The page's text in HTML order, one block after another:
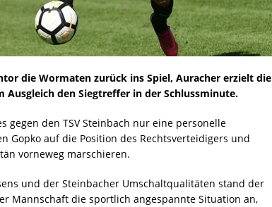
die Wormaten zurück ins Spiel, Auracher erzielt die
Ausgleich den Siegtreffer in der Schlussminute.
gegen den TSV Steinbach nur eine personelle
Gopko auf die Position des Rechtsverteidigers und
vorneweg marschieren.
und der Steinbacher Umschaltqualitäten stand der
Mannschaft die sportlich angespannte Situation an,